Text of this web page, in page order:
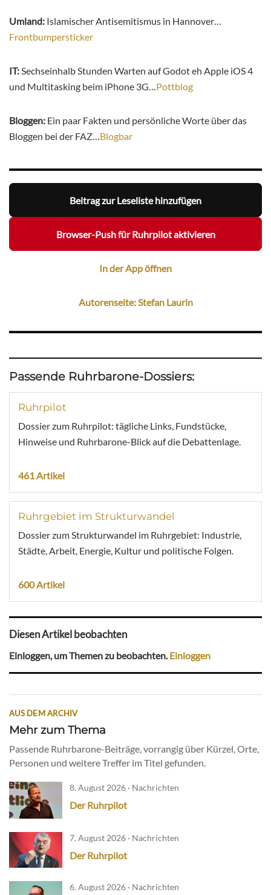
Umland: Islamischer Antisemitismus in Hannover…
Frontbumpersticker
IT:Sechseinhalb Stunden Warten auf Godot eh Apple iOS 4
und Multitasking beim iPhone 3G…Pottblog
Bloggen: Ein paar Fakten und persönliche Worte über das
Bloggen bei der FAZ…Blogbar
Beitrag zur Leseliste hinzufügen
Browser-Push für Ruhrpilot aktivieren
In der App öffnen
Autorenseite: Stefan Laurin
Passende Ruhrbarone-Dossiers:
Ruhrpilot
Dossier zum Ruhrpilot: tägliche Links, Fundstücke,
Hinweise und Ruhrbarone-Blick auf die Debattenlage.
461 Artikel
Ruhrgebiet im Strukturwandel
Dossier zum Strukturwandel im Ruhrgebiet: Industrie,
Städte, Arbeit, Energie, Kultur und politische Folgen.
600 Artikel
Diesen Artikel beobachten
Einloggen, um Themen zu beobachten.Einloggen
AUS DEM ARCHIV
Mehr zum Thema
Passende Ruhrbarone-Beiträge, vorrangig über Kürzel, Orte,
Personen und weitere Treffer im Titel gefunden.
8. August 2026 · Nachrichten
Der Ruhrpilot
7. August 2026 · Nachrichten
Der Ruhrpilot
6. August 2026 · Nachrichten